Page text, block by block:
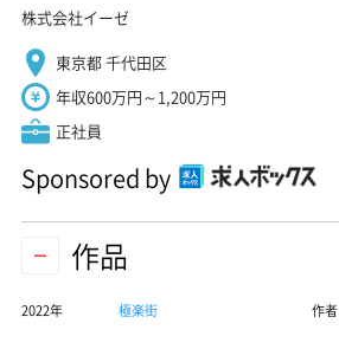
株式会社イーゼ
東京都 千代田区
年収600万円～1,200万円
正社員
Sponsored by
作品
2022年 極楽街 作者